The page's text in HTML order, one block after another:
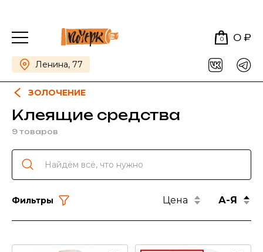
0 0 ₽
Ленина, 77
ЗОЛОЧЕНИЕ
Клеящие средства
9 товаров
Фильтры Цена А-Я